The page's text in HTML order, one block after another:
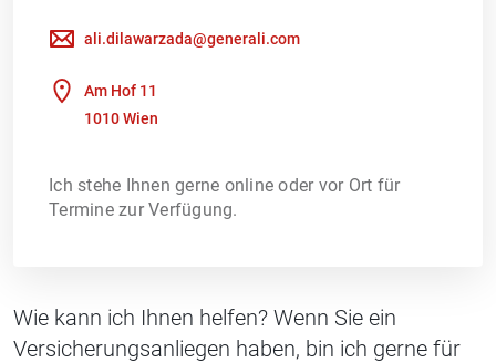
ali.dilawarzada@generali.com
Am Hof 11
1010 Wien
Ich stehe Ihnen gerne online oder vor Ort für
Termine zur Verfügung.
Wie kann ich Ihnen helfen? Wenn Sie ein
Versicherungsanliegen haben, bin ich gerne für